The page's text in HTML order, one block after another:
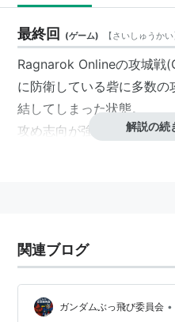
最終回 (ゲーム) 【さいしゅうかい
Ragnarok Onlineの攻城戦
に防衛している砦に多数
結してしまった状態。
攻め志向が強いサーバー
最終回 (一般
1.連続して語られる物語（
いは新聞小説・連載漫画な
解説の続
関連ブログ
ガンダムぶっ飛び委員会 •